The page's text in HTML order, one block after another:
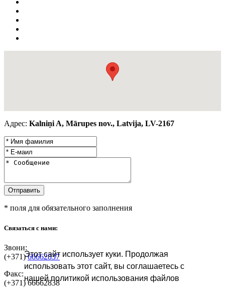
Этот сайт использует куки. Продолжая
использовать этот сайт, вы соглашаетесь с
нашей политикой использования файлов
Адрес: Kalniņi A, Mārupes nov., Latvija, LV-2167
* поля для обязательного заполнения
Связаться с нами:
Звони:
(+371)66662837
Факс:
(+371)66662838